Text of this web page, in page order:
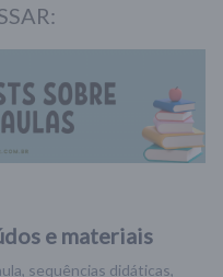
e materiais
sequências didáticas,